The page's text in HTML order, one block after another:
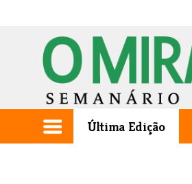
Última Edição